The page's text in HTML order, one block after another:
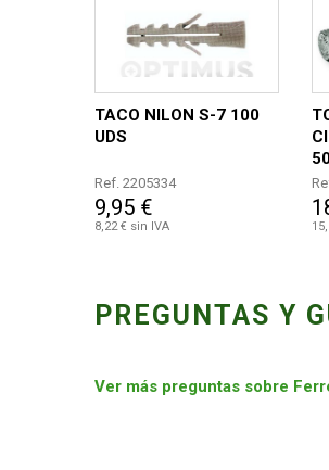
TACO NILON S-7 100
UDS
Ref. 2205334
9,95 €
8,22 € sin IVA
PREGUNTAS Y
Ver más preguntas sobre